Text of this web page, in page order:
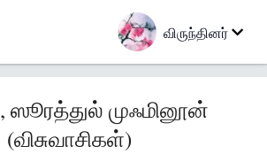
விருந்தினர்
ஸூரத்துல் முஃமினூன்
(விசுவாசிகள்)